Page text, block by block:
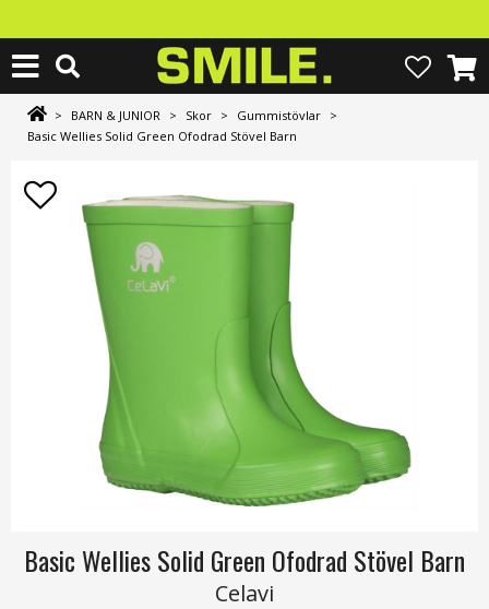
> BARN & JUNIOR > Skor > Gummistövlar >
Basic Wellies Solid Green Ofodrad Stövel Barn
Basic Wellies Solid Green Ofodrad Stövel Barn
Celavi